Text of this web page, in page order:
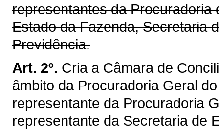
representantes da Procuradoria
Estado da Fazenda, Secretaria
Previdência.
Art. 2º. Cria a Câmara de
âmbito da Procuradoria Geral
representante da Procuradoria
representante da Secretaria de